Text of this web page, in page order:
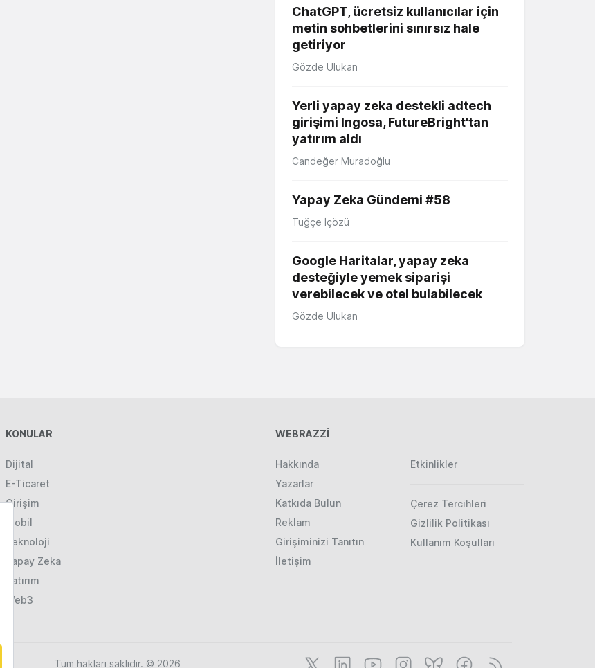
ChatGPT, ücretsiz kullanıcılar için
metin sohbetlerini sınırsız hale
getiriyor
Gözde Ulukan
Yerli yapay zeka destekli adtech
girişimi Ingosa, FutureBright'tan
yatırım aldı
Candeğer Muradoğlu
Yapay Zeka Gündemi #58
Tuğçe İçözü
Google Haritalar, yapay zeka
desteğiyle yemek siparişi
verebilecek ve otel bulabilecek
Gözde Ulukan
KONULAR
Dijital
E-Ticaret
Girişim
Mobil
Teknoloji
Yapay Zeka
Yatırım
Web3
WEBRAZZİ
Hakkında
Yazarlar
Katkıda Bulun
Reklam
Girişiminizi Tanıtın
İletişim
Etkinlikler
Çerez Tercihleri
Gizlilik Politikası
Kullanım Koşulları
Tüm hakları saklıdır. © 2026